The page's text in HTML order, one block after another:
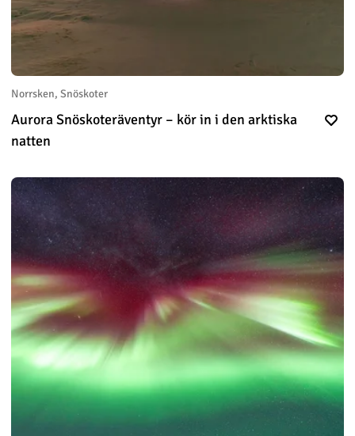
Norrsken, Snöskoter
Aurora Snöskoteräventyr – kör in i den arktiska
natten